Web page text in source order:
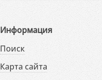
Информация
Поиск
Карта сайта